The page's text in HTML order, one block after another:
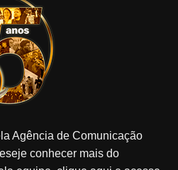
Agência de Comunicação
conhecer mais do